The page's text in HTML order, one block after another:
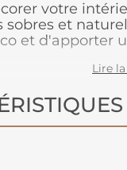
votre
sobres et
et d'apporter
Lire